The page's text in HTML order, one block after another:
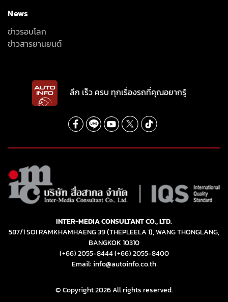
News
ข่าวรอบโลก
ข่าวสารยานยนต์
ลึก เร็ว ครบ ทุกเรื่องรถที่คุณอยากรู้
INTER-MEDIA CONSULTANT CO., LTD.
587/1 SOI RAMKHAMHAENG 39 (THEPLEELA 1), WANG THONGLANG,
BANGKOK 10310
(+66) 2055-8444(+66) 2055-8400
Email: info@autoinfo.co.th
© Copyright 2026 All rights reserved.